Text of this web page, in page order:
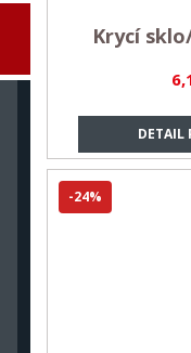
DETAIL
Krycí
-24%